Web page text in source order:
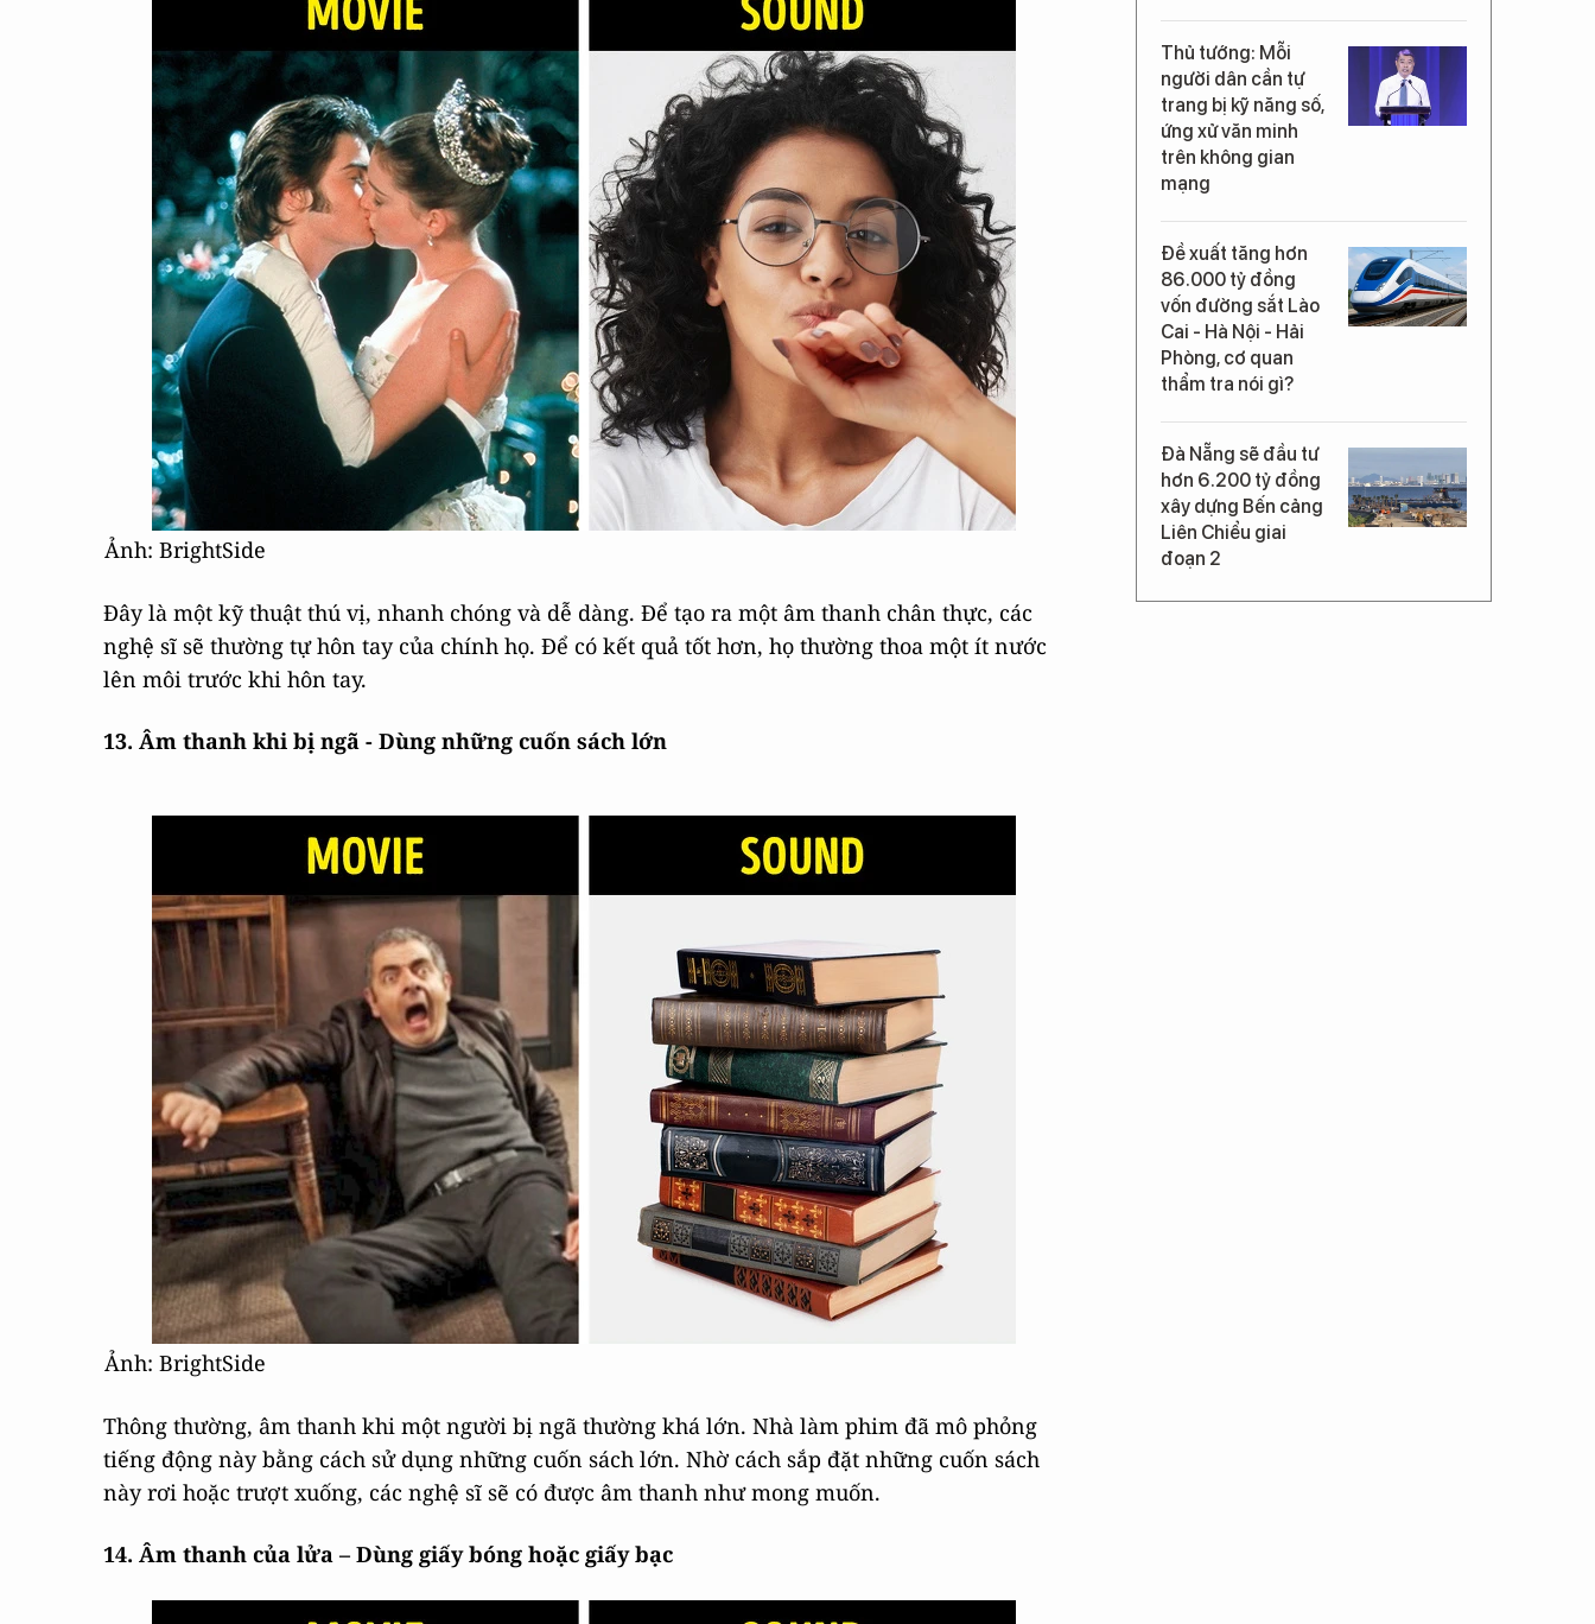
Ảnh: BrightSide
Đây là một kỹ thuật thú vị, nhanh chóng và dễ dàng. Để tạo ra một âm thanh chân thực, các
nghệ sĩ sẽ thường tự hôn tay của chính họ. Để có kết quả tốt hơn, họ thường thoa một ít nước
lên môi trước khi hôn tay.
13. Âm thanh khi bị ngã - Dùng những cuốn sách lớn
Ảnh: BrightSide
Thông thường, âm thanh khi một người bị ngã thường khá lớn. Nhà làm phim đã mô phỏng
tiếng động này bằng cách sử dụng những cuốn sách lớn. Nhờ cách sắp đặt những cuốn sách
này rơi hoặc trượt xuống, các nghệ sĩ sẽ có được âm thanh như mong muốn.
14. Âm thanh của lửa – Dùng giấy bóng hoặc giấy bạc
Thủ tướng: Mỗi
người dân cần tự
trang bị kỹ năng số,
ứng xử văn minh
trên không gian
mạng
Đề xuất tăng hơn
86.000 tỷ đồng
vốn đường sắt Lào
Cai - Hà Nội - Hải
Phòng, cơ quan
thẩm tra nói gì?
Đà Nẵng sẽ đầu tư
hơn 6.200 tỷ đồng
xây dựng Bến cảng
Liên Chiểu giai
đoạn 2